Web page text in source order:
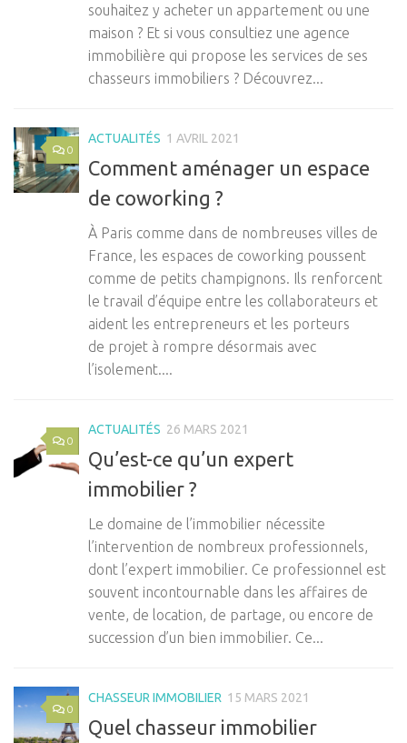
souhaitez y acheter un appartement ou une
maison ? Et si vous consultiez une agence
immobilière qui propose les services de ses
chasseurs immobiliers ? Découvrez...
0
ACTUALITÉS 1 AVRIL 2021
Comment aménager un espace
de coworking ?
À Paris comme dans de nombreuses villes de
France, les espaces de coworking poussent
comme de petits champignons. Ils renforcent
le travail d’équipe entre les collaborateurs et
aident les entrepreneurs et les porteurs
de projet à rompre désormais avec
l’isolement....
0
ACTUALITÉS 26 MARS 2021
Qu’est-ce qu’un expert
immobilier ?
Le domaine de l’immobilier nécessite
l’intervention de nombreux professionnels,
dont l’expert immobilier. Ce professionnel est
souvent incontournable dans les affaires de
vente, de location, de partage, ou encore de
succession d’un bien immobilier. Ce...
0
CHASSEUR IMMOBILIER 15 MARS 2021
Quel chasseur immobilier